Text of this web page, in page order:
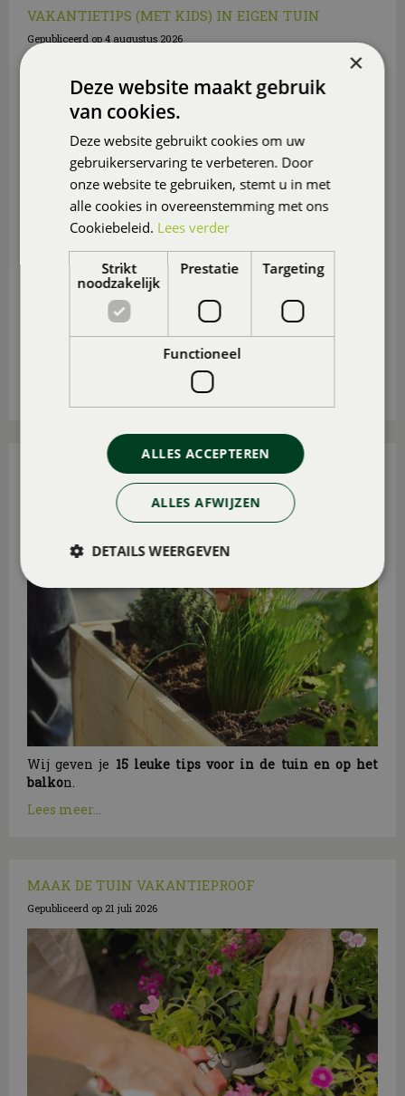
VAKANTIETIPS (MET KIDS) IN EIGEN TUIN
Gepubliceerd op 4 augustus 2026
Ga je deze zomer niet op vakantie? Maak er dan in
heerlijk vakantieparadijsje van
15 TUIN- EN BALKONTIPS VOOR AUGUSTUS
31 juli 2026
Wij geven je 15 leuke tips voor in de tuin en op het
balkon.
Lees meer...
MAAK DE TUIN VAKANTIEPROOF
Gepubliceerd op 21 juli 2026
×
Deze website maakt gebruik
van cookies.
Deze website gebruikt cookies om uw
gebruikerservaring te verbeteren. Door
onze website te gebruiken, stemt u in met
alle cookies in overeenstemming met ons
Cookiebeleid. Lees verder
Strikt
noodzakelijk
Prestatie Targeting
Functioneel
ALLES ACCEPTEREN
ALLES AFWIJZEN
DETAILS WEERGEVEN